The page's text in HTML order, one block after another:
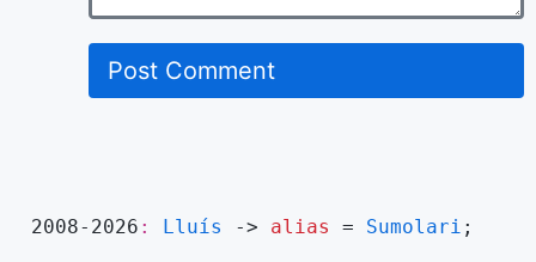
2008-2026 Lluís -> alias = Sumolari ;